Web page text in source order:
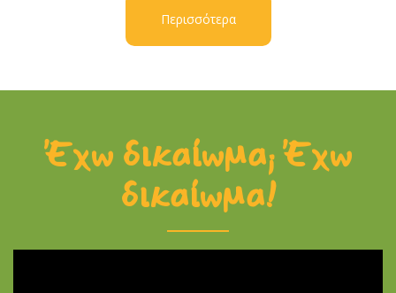
Περισσότερα
Έχω δικαίωμα; Έχω
δικαίωμα!